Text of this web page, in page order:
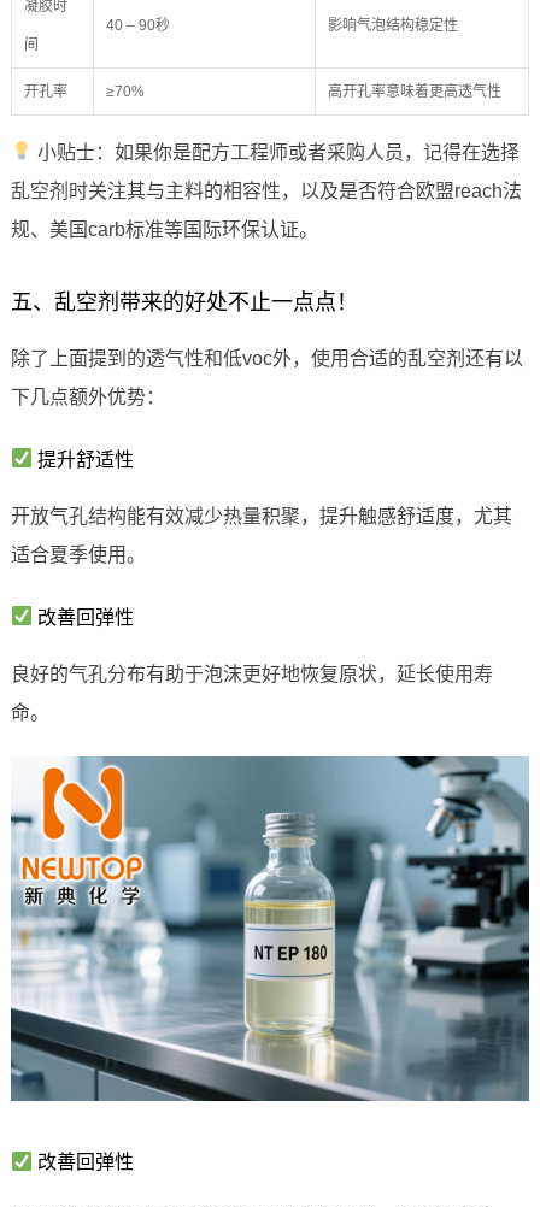
凝胶时
间
40 – 90秒 影响气泡结构稳定性
开孔率 ≥70% 高开孔率意味着更高透气性
小贴士：如果你是配方工程师或者采购人员，记得在选择
乱空剂时关注其与主料的相容性，以及是否符合欧盟reach法
规、美国carb标准等国际环保认证。
五、乱空剂带来的好处不止一点点！
除了上面提到的透气性和低voc外，使用合适的乱空剂还有以
下几点额外优势：
提升舒适性
开放气孔结构能有效减少热量积聚，提升触感舒适度，尤其
适合夏季使用。
改善回弹性
良好的气孔分布有助于泡沫更好地恢复原状，延长使用寿
命。
改善回弹性